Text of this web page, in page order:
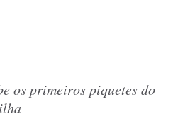
os primeiros piquetes do